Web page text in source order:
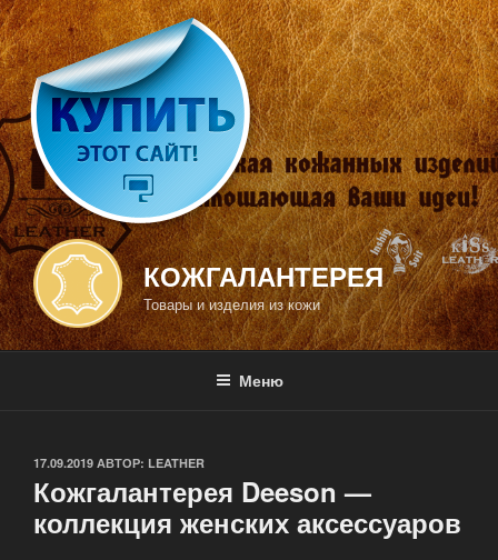
Перейти
к
содержимому
КОЖГАЛАНТЕРЕЯ
Товары и изделия из кожи
Меню
ОПУБЛИКОВАНО
17.09.2019 АВТОР: LEATHER
Кожгалантерея Deeson —
коллекция женских аксессуаров